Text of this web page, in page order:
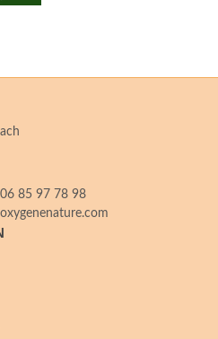
85 97 78 98